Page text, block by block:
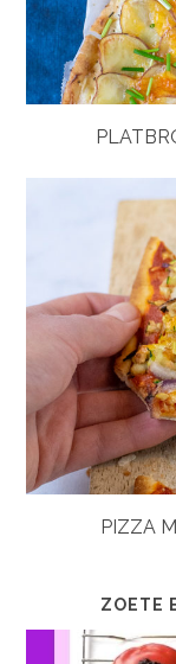
PIZZA
ZOETE